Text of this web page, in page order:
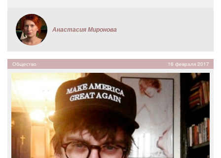
Анастасия Миронова
Общество 16 февраля 2017